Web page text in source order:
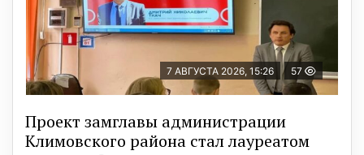
7 АВГУСТА 2026, 15:26 57
Проект замглавы администрации
Климовского района стал лауреатом